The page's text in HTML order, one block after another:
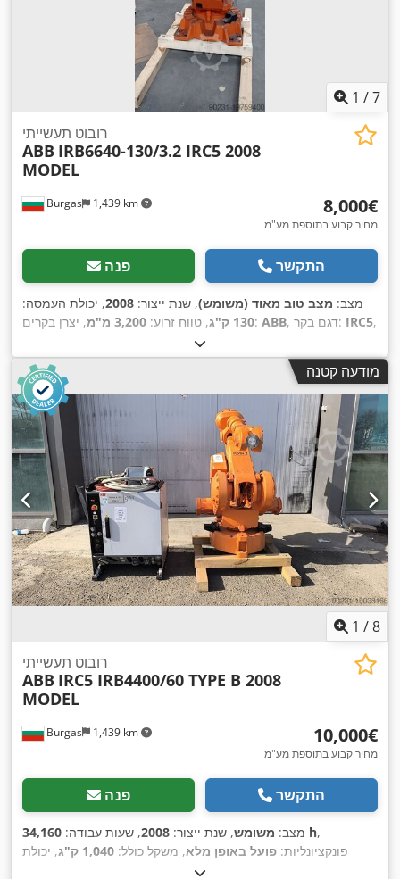
1 /7
Burgas 1,439 km
רובוט תעשייתי
ABB IRB6640-130/3.2 IRC5 2008
MODEL
‏8,000 ‏€
מחיר קבוע בתוספת מע"מ
פנה התקשר
מצב: מצב טוב מאוד (משומש), שנת ייצור: 2008, יכולת העמסה:
130 ק"ג
, טווח זרוע: 3,200 מ"מ , יצרן בקרים: ABB , דגם בקר: IRC5,
מודעה קטנה
1 /8
Burgas 1,439 km
רובוט תעשייתי
ABB IRC5 IRB4400/60 TYPE B 2008
MODEL
‏10,000 ‏€
מחיר קבוע בתוספת מע"מ
פנה התקשר
מצב: משומש, שנת ייצור: 2008, שעות עבודה: 34,160 h,
פונקציונליות: פועל באופן מלא, משקל כולל: 1,040 ק"ג
, יכולת
,